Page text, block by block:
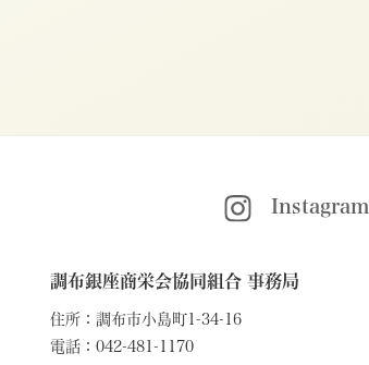
Instagram
調布銀座商栄会協同組合 事務局
住所：調布市小島町1-34-16
電話： 042-481-1170